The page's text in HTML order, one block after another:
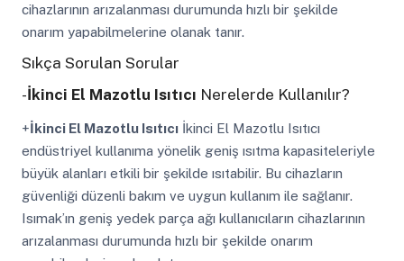
cihazlarının arızalanması durumunda hızlı bir şekilde
onarım yapabilmelerine olanak tanır.
Sıkça Sorulan Sorular
-İkinci El Mazotlu Isıtıcı Nerelerde Kullanılır?
+İkinci El Mazotlu Isıtıcıİkinci El Mazotlu Isıtıcı
endüstriyel kullanıma yönelik geniş ısıtma kapasiteleriyle
büyük alanları etkili bir şekilde ısıtabilir. Bu cihazların
güvenliği düzenli bakım ve uygun kullanım ile sağlanır.
Isımak’ın geniş yedek parça ağı kullanıcıların cihazlarının
arızalanması durumunda hızlı bir şekilde onarım